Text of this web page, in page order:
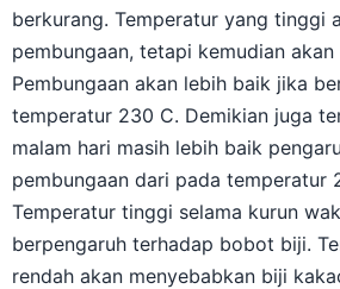
berkurang. Temperatur yang tinggi
pembungaan, tetapi kemudian akan
Pembungaan akan lebih baik jika
temperatur 230 C. Demikian juga
malam hari masih lebih baik
pembungaan dari pada temperatur
Temperatur tinggi selama kurun
berpengaruh terhadap bobot biji.
rendah akan menyebabkan biji